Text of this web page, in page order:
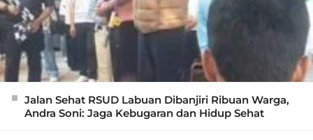
Jalan Sehat RSUD Labuan Dibanjiri Ribuan Warga,
Andra Soni: Jaga Kebugaran dan Hidup Sehat